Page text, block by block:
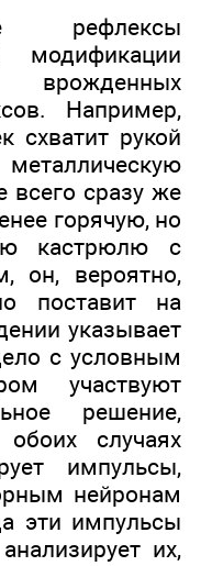
рефлексы
модификации
Например,
схватит рукой
всего сразу же
горячую, но
кастрюлю с
он, вероятно,
поставит на
указывает
с условным
участвуют
решение,
случаях
импульсы,
нейронам
эти импульсы
их,